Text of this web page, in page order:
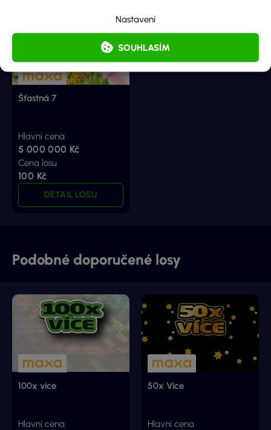
SOUHLASÍM
Nastavení
Šťastná 7
Hlavní cena
5 000 000 Kč
Cena losu
100 Kč
DETAIL LOSU
Podobné doporučené losy
100x více
Hlavní cena
50x Více
Hlavní cena